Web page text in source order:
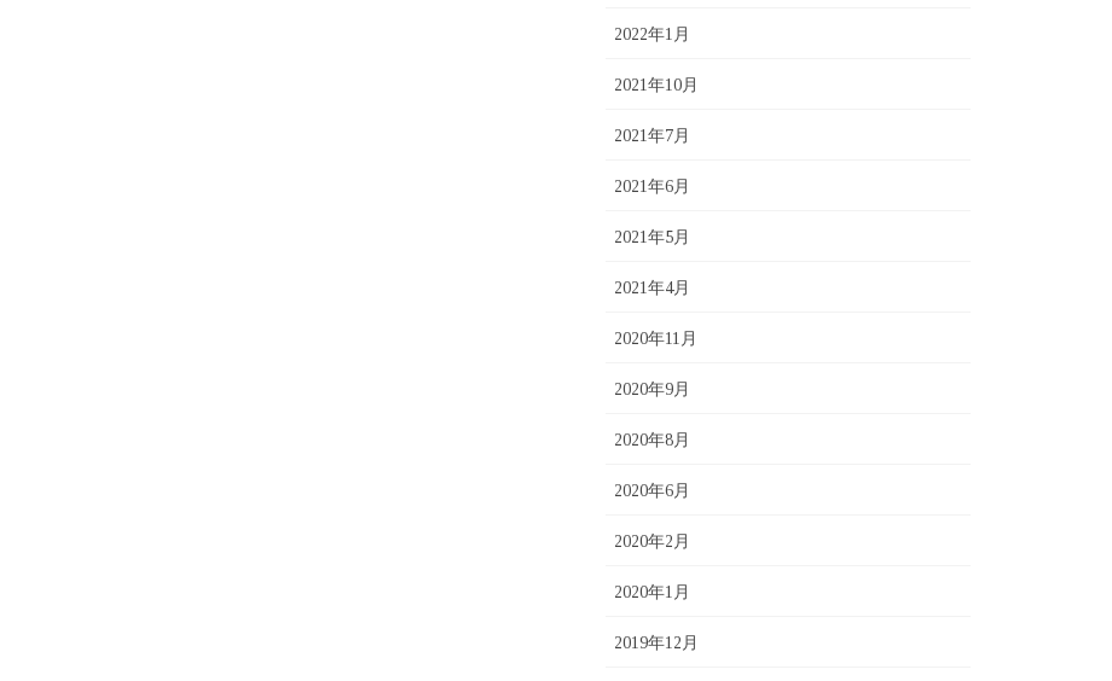
2022年1月
2021年10月
2021年7月
2021年6月
2021年5月
2021年4月
2020年11月
2020年9月
2020年8月
2020年6月
2020年2月
2020年1月
2019年12月